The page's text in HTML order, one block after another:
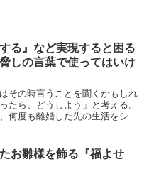
する』など実現すると困る
しの言葉で使ってはいけ
その時言うことを聞くかもしれ
たら、どうしよう」と考える。
何度も離婚した先の生活をシミ
お雛様を飾る『福よせ